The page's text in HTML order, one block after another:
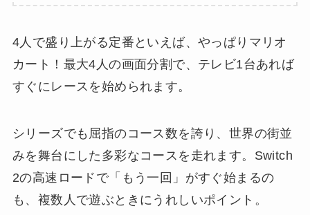
4人で盛り上がる定番といえば、やっぱりマリオ
カート！最大4人の画面分割で、テレビ1台あれば
すぐにレースを始められます。
シリーズでも屈指のコース数を誇り、世界の街並
みを舞台にした多彩なコースを走れます。Switch
2の高速ロードで「もう一回」がすぐ始まるの
も、複数人で遊ぶときにうれしいポイント。